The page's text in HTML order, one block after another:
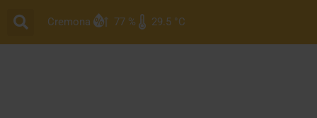
contenuto
Cremona 77 % 29.5 °C